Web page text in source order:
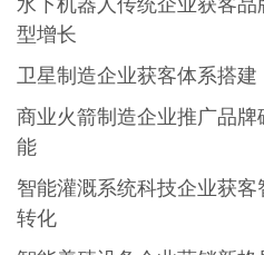
水下机器人传统企业获客
型增长
卫星制造企业获客体系搭
商业火箭制造企业推广品
能
智能灌溉系统科技企业获
转化